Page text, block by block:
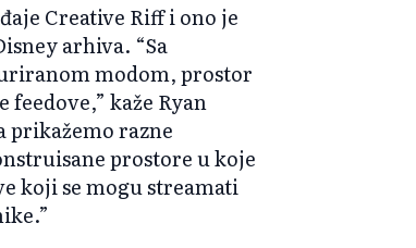
Creative Riff i ono je
arhiva. “Sa
modom, prostor
kaže Ryan
prikažemo razne
prostore u koje
koji se mogu streamati